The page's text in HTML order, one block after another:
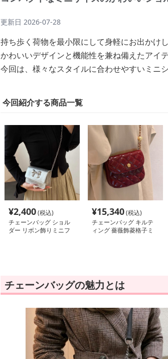
更新日 2026-07-28
持ち歩く荷物を最小限にして身軽にお出かけ
かわいいデザインと機能性を兼ね備えたアイ
今回は、様々なスタイルに合わせやすいミニ
今回紹介する商品一覧
¥2,400(税込)
チェーンバッグ ショル
ダー リボン飾りミニフ
¥15,340(税込)
チェーンバッグ キルテ
ィング 薔薇飾菱格子ミ
チェーンバッグの魅力とは